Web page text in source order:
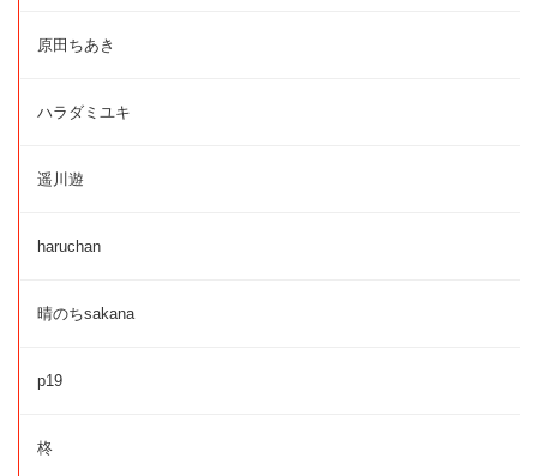
原田ちあき
ハラダミユキ
遥川遊
haruchan
晴のちsakana
p19
柊